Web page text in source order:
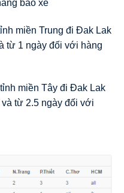
bao xe
miền Trung đi Đak Lak
từ 1 ngày đối với hàng
miền Tây đi Đak Lak
từ 2.5 ngày đối với